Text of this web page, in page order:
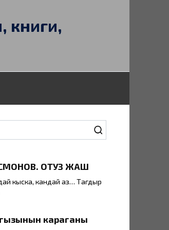
книги,
ОТУЗ ЖАШ
кыска, кандай аз… Тагдыр
караганы